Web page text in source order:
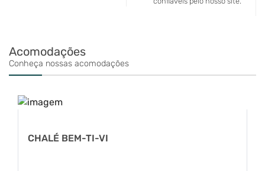
Acomodações
Conheça nossas acomodações
CHALÉ BEM-TI-VI